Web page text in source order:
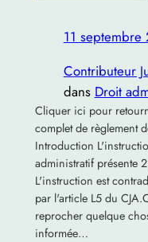
11 septembre
Contributeur
dans Droit
Cliquer ici pour
complet de règlement
Introduction
administratif présente
L'instruction est
par l'article L5 du
reprocher quelque
informée…